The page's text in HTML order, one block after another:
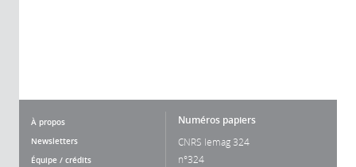
À propos
Newsletters
Équipe / crédits
Numéros papiers
CNRS lemag 324
n°324